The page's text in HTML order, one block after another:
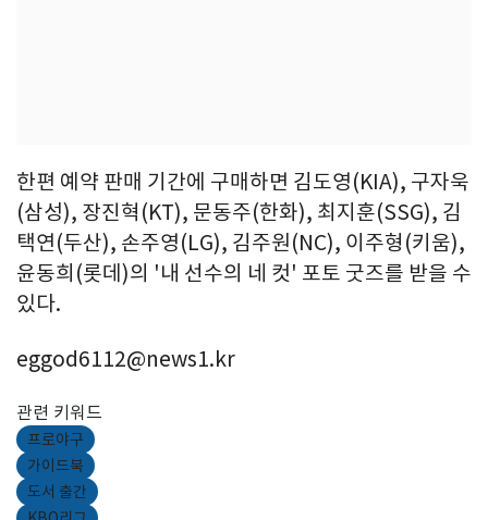
한편 예약 판매 기간에 구매하면 김도영(KIA), 구자욱
(삼성), 장진혁(KT), 문동주(한화), 최지훈(SSG), 김
택연(두산), 손주영(LG), 김주원(NC), 이주형(키움),
윤동희(롯데)의 '내 선수의 네 컷' 포토 굿즈를 받을 수
있다.
eggod6112@news1.kr
관련 키워드
프로야구
가이드북
도서 출간